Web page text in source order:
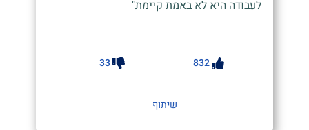
לעבודה היא לא באמת קיימת"
832
33
שיתוף